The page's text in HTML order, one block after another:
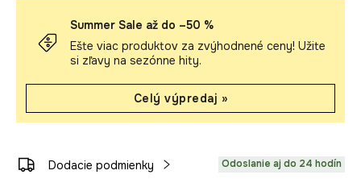
Summer Sale až do –50 %
Ešte viac produktov za zvýhodnené ceny! Užite
si zľavy na sezónne hity.
Celý výpredaj »
Dodacie podmienky Odoslanie aj do 24 hodín